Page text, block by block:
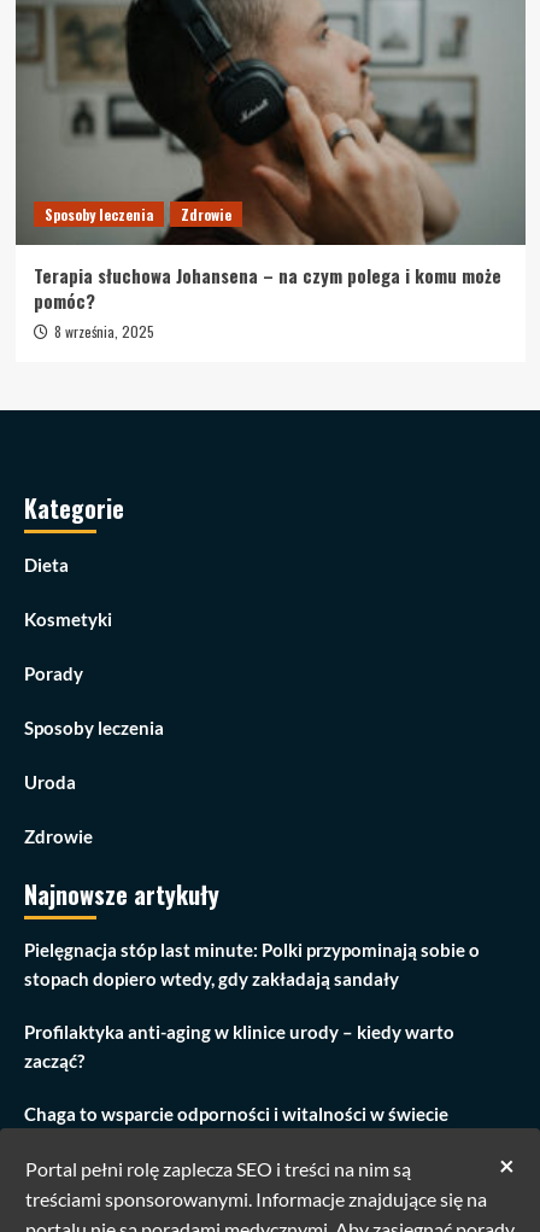
×
Portal pełni rolę zaplecza SEO i treści na nim są
treściami sponsorowanymi. Informacje znajdujące się na
Sposoby leczenia Zdrowie
Terapia słuchowa Johansena – na czym polega i komu może
pomóc?
8 września, 2025
Kategorie
Dieta
Kosmetyki
Porady
Sposoby leczenia
Uroda
Zdrowie
Najnowsze artykuły
Pielęgnacja stóp last minute: Polki przypominają sobie o
stopach dopiero wtedy, gdy zakładają sandały
Profilaktyka anti-aging w klinice urody – kiedy warto
zacząć?
Chaga to wsparcie odporności i witalności w świecie
Zabieg modelowania ust w Warszawie: Odkryj piękno z
Linea Corporis